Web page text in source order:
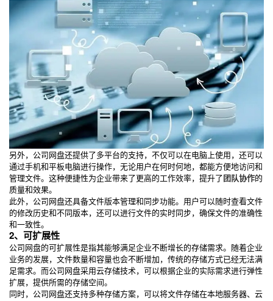
另外，公司网盘还提供了多平台的支持，不仅可以在电脑上使用，还可以
通过手机和平板电脑进行操作，无论用户在何时何地，都能方便地访问和
管理文件。这种便捷性为企业带来了更高的工作效率，提升了团队协作的
质量和效果。
此外，公司网盘还具备文件版本管理和同步功能。用户可以随时查看文件
的修改历史和不同版本，还可以进行文件的实时同步，确保文件的准确性
和一致性。
2、可扩展性
公司网盘的可扩展性是指其能够满足企业不断增长的存储需求。随着企业
业务的发展，文件数量和容量也会不断增加，传统的存储方式已经无法满
足需求。而公司网盘采用云存储技术，可以根据企业的实际需求进行弹性
扩展，提供所需的存储空间。
同时，公司网盘还支持多种存储方案，可以将文件存储在本地服务器、云